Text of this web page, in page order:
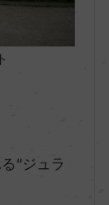
“ジュラ